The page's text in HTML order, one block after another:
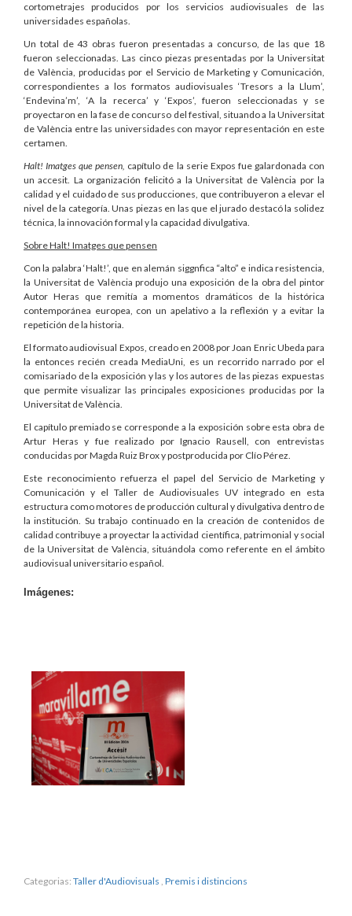
cortometrajes producidos por los servicios audiovisuales de las
universidades españolas.
Un total de 43 obras fueron presentadas a concurso, de las que 18
fueron seleccionadas. Las cinco piezas presentadas por la Universitat
de València, producidas por el Servicio de Marketing y Comunicación,
correspondientes a los formatos audiovisuales ‘Tresors a la Llum’,
‘Endevina’m’, ‘A la recerca’ y ‘Expos’, fueron seleccionadas y se
proyectaron en la fase de concurso del festival, situando a la Universitat
de València entre las universidades con mayor representación en este
certamen.
Halt! Imatges que pensen, capítulo de la serie Expos fue galardonada con
un accesit. La organización felicitó a la Universitat de València por la
calidad y el cuidado de sus producciones, que contribuyeron a elevar el
nivel de la categoría. Unas piezas en las que el jurado destacó la solidez
técnica, la innovación formal y la capacidad divulgativa.
Sobre Halt! Imatges que pensen
Con la palabra ‘Halt!’, que en alemán siggnfica “alto” e indica resistencia,
la Universitat de València produjo una exposición de la obra del pintor
Autor Heras que remitía a momentos dramáticos de la histórica
contemporánea europea, con un apelativo a la reflexión y a evitar la
repetición de la historia.
El formato audiovisual Expos, creado en 2008 por Joan Enric Ubeda para
la entonces recién creada MediaUni, es un recorrido narrado por el
comisariado de la exposición y las y los autores de las piezas expuestas
que permite visualizar las principales exposiciones producidas por la
Universitat de València.
El capítulo premiado se corresponde a la exposición sobre esta obra de
Artur Heras y fue realizado por Ignacio Rausell, con entrevistas
conducidas por Magda Ruiz Brox y postproducida por Clío Pérez.
Este reconocimiento refuerza el papel del Servicio de Marketing y
Comunicación y el Taller de Audiovisuales UV integrado en esta
estructura como motores de producción cultural y divulgativa dentro de
la institución. Su trabajo continuado en la creación de contenidos de
calidad contribuye a proyectar la actividad científica, patrimonial y social
de la Universitat de València, situándola como referente en el ámbito
audiovisual universitario español.
Imágenes:
Categorias: Taller d'Audiovisuals , Premis i distincions